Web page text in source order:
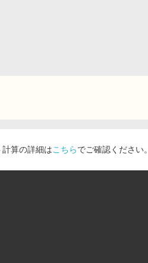
算の詳細はこちらでご確認ください。